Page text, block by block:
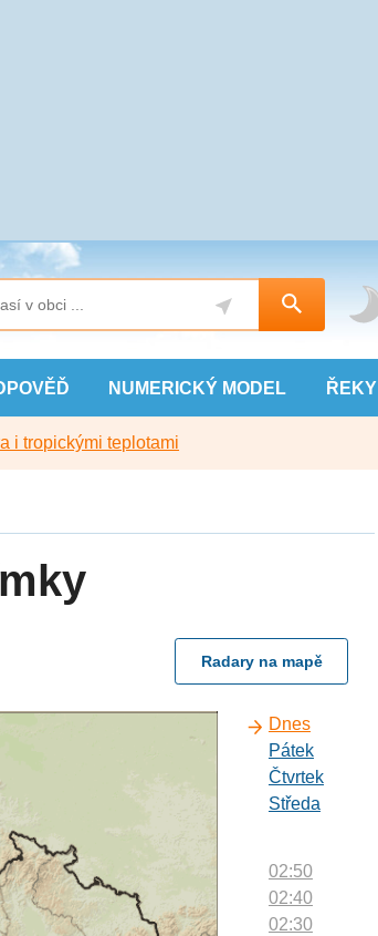
NUMERICKÝ MODEL ŘEKY
i tropickými teplotami
Radary na mapě
Dnes
Pátek
Čtvrtek
Středa
02:50
02:40
02:30